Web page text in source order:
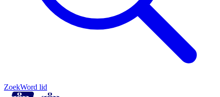
ZoekWord lid